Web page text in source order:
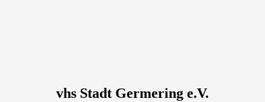
vhs Stadt Germering e.V.